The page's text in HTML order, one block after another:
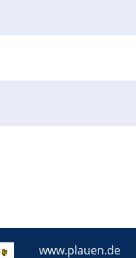
www.plauen.de